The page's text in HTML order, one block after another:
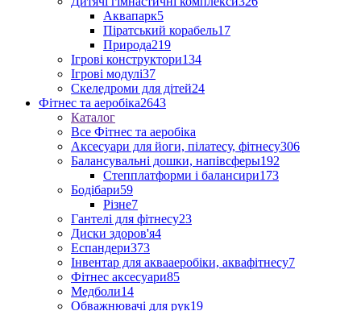
Аквапарк5
Піратський корабель17
Природа219
Ігрові конструктори134
Ігрові модулі37
Скеледроми для дітей24
Фітнес та аеробіка2643
Каталог
Все Фітнес та аеробіка
Аксесуари для йоги, пілатесу, фітнесу306
Балансувальні дошки, напівсферы192
Степплатформи і балансири173
Бодібари59
Різне7
Гантелі для фітнесу23
Диски здоров'я4
Еспандери373
Інвентар для аквааеробіки, аквафітнесу7
Фітнес аксесуари85
Медболи14
Обважнювачі для рук19